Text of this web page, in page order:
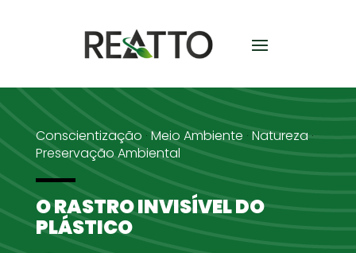
Conscientização ·Meio Ambiente · Natureza·
Preservação Ambiental
O RASTRO INVISÍVEL DO
PLÁSTICO